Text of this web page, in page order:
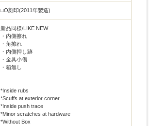
□O刻印(2011年製造)
新品同様/LIKE NEW
・内側擦れ
・角擦れ
・内側押し跡
・金具小傷
・箱無し
*Inside rubs
*Scuffs at exterior corner
*Inside push trace
*Minor scratches at hardware
*Without Box